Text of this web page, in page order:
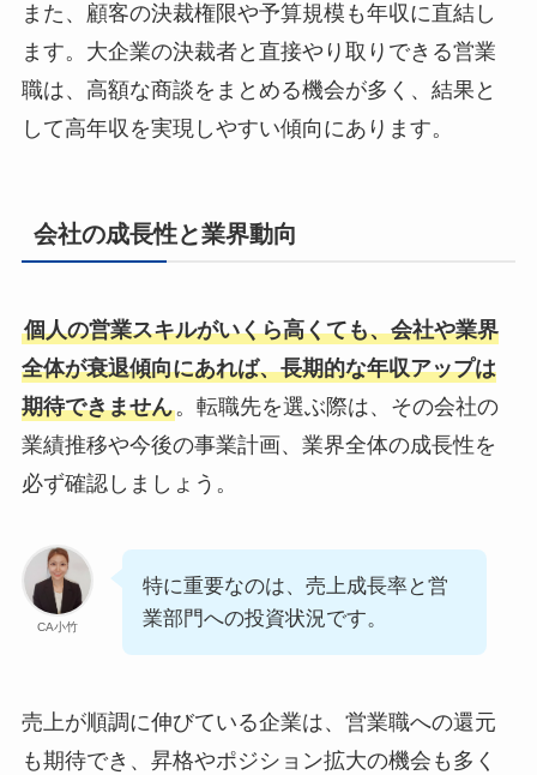
また、顧客の決裁権限や予算規模も年収に直結し
ます。大企業の決裁者と直接やり取りできる営業
職は、高額な商談をまとめる機会が多く、結果と
して高年収を実現しやすい傾向にあります。
会社の成長性と業界動向
個人の営業スキルがいくら高くても、会社や業界
全体が衰退傾向にあれば、長期的な年収アップは
期待できません。転職先を選ぶ際は、その会社の
業績推移や今後の事業計画、業界全体の成長性を
必ず確認しましょう。
CA小竹
特に重要なのは、売上成長率と営
業部門への投資状況です。
売上が順調に伸びている企業は、営業職への還元
も期待でき、昇格やポジション拡大の機会も多く